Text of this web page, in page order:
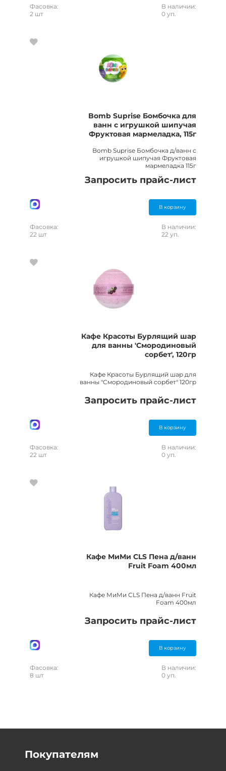
Фасовка:
2 шт
В наличии:
0 уп.
Bomb Suprise Бомбочка для
ванн с игрушкой шипучая
Фруктовая мармеладка, 115г
Bomb Suprise Бомбочка д/ванн с
игрушкой шипучая Фруктовая
мармеладка 115г
Запросить прайс-лист
В корзину
Фасовка:
22 шт
В наличии:
22 уп.
Кафе Красоты Бурлящий шар
для ванны 'Смородиновый
сорбет', 120гр
Кафе Красоты Бурлящий шар для
ванны "Смородиновый сорбет" 120гр
Запросить прайс-лист
В корзину
Фасовка:
22 шт
В наличии:
0 уп.
Кафе МиМи CLS Пена д/ванн
Fruit Foam 400мл
Кафе МиМи CLS Пена д/ванн Fruit
Foam 400мл
Запросить прайс-лист
В корзину
Фасовка:
8 шт
В наличии:
0 уп.
Покупателям